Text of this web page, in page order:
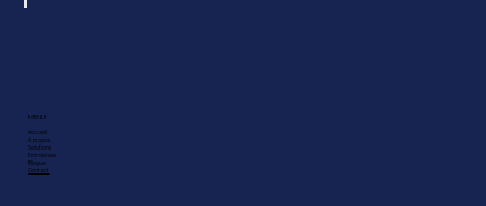
MENU
Accueil
À propos
Solutions
Entreprises
Blogue
Contact